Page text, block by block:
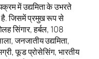
में उद्यमिता के उभरते
है. जिसमें प्रमुख रूप से
सिंगार, हर्बल, 108
जनजातीय उद्यमिता,
फूड प्रोसेसिंग, भारतीय